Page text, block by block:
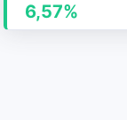
6,57%